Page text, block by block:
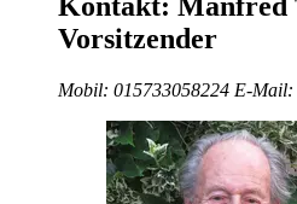
Vorsitzender
Mobil: 015733058224 E-Mail: